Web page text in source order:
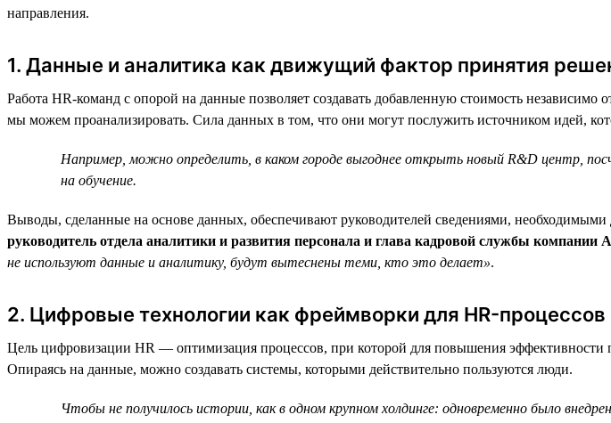
направления.
1. Данные и аналитика как движущий фактор принятия
Работа HR-команд с опорой на данные позволяет создавать добавленную стоимость
мы можем проанализировать. Сила данных в том, что они могут послужить источником идей,
Например, можно определить, в каком городе выгоднее открыть новый R&D центр,
на обучение.
Выводы, сделанные на основе данных, обеспечивают руководителей сведениями,
руководитель отдела аналитики и развития персонала и глава кадровой службы компании
не используют данные и аналитику, будут вытеснены теми, кто это делает».
2. Цифровые технологии как фреймворки для HR-процессов
Цель цифровизации HR — оптимизация процессов, при которой для повышения
Опираясь на данные, можно создавать системы, которыми действительно пользуются люди.
Чтобы не получилось истории, как в одном крупном холдинге: одновременно было